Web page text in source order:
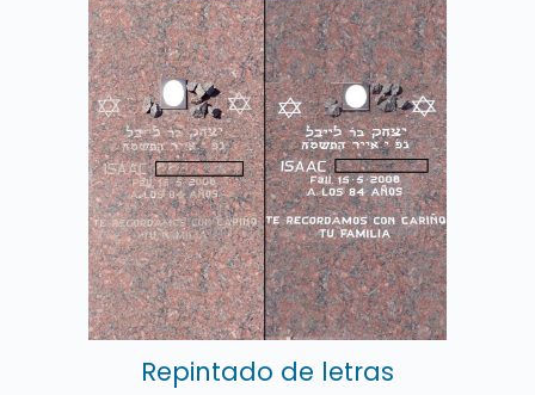
Repintado de letras